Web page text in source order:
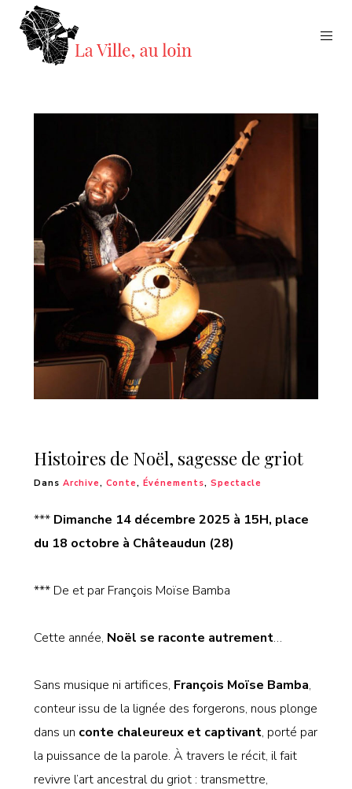
Histoires de Noël, sagesse de griot
Dans Archive, Conte, Événements, Spectacle
*** Dimanche 14 décembre 2025 à 15H, place
du 18 octobre à Châteaudun (28)
*** De et par François Moïse Bamba
Cette année, Noël se raconte autrement…
Sans musique ni artifices, François Moïse Bamba,
conteur issu de la lignée des forgerons, nous plonge
dans un conte chaleureux et captivant, porté par
la puissance de la parole. À travers le récit, il fait
revivre l’art ancestral du griot : transmettre,